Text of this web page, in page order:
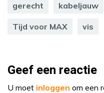
gerecht kabeljauw
Tijd voor MAX vis
Geef een reactie
U moet inloggen om een